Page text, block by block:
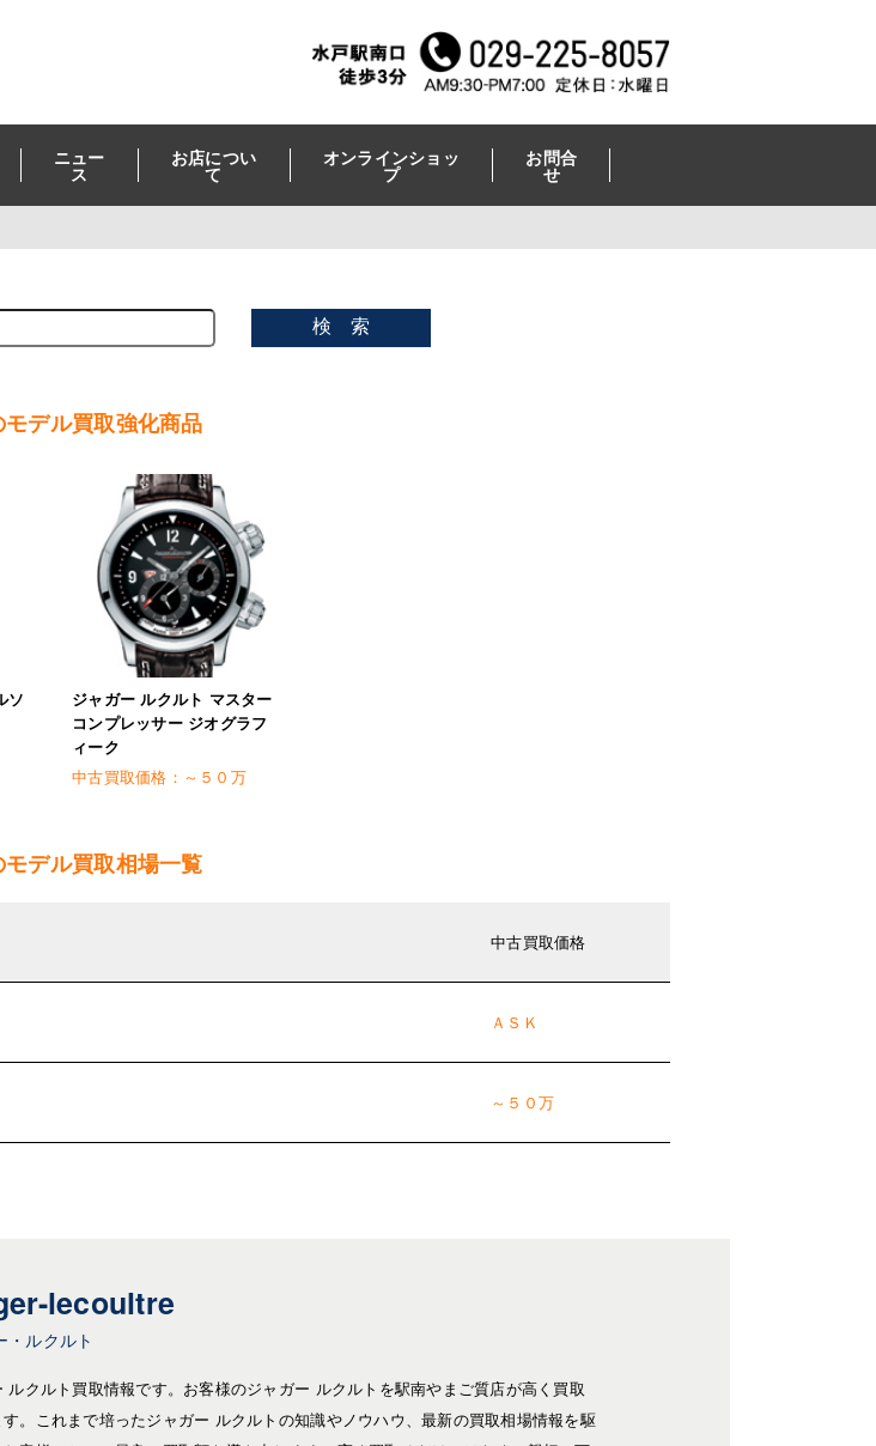
ニュー
ス
お店につい
て
オンラインショッ
プ
お問合
せ
検 索
デル買取強化商品
ソ
ジャガー ルクルト マスター
コンプレッサー ジオグラフ
ィーク
中古買取価格： ～５０万
デル買取相場一覧
中古買取価格
ＡＳＫ
～５０万
lecoultre
・ルクルト
ルクルト買取情報です。お客様のジャガー ルクルトを駅南やまご質店が高く買取
す。これまで培ったジャガー ルクルトの知識やノウハウ、最新の買取相場情報を駆